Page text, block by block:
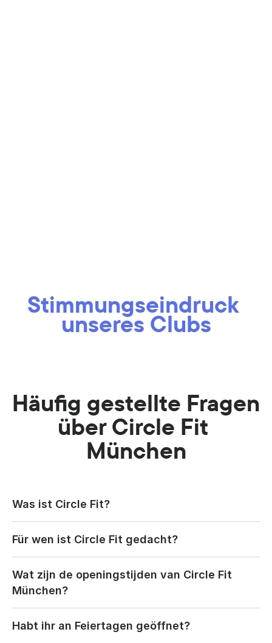
Stimmungseindruck
unseres Clubs
Häufig gestellte Fragen
über Circle Fit
München
Was ist Circle Fit?
Für wen ist Circle Fit gedacht?
Wat zijn de openingstijden van Circle Fit
München?
Habt ihr an Feiertagen geöffnet?